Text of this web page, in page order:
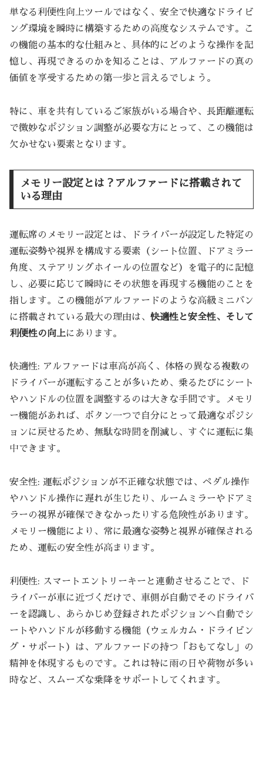
単なる利便性向上ツールではなく、安全で快適なドライビ
ング環境を瞬時に構築するための高度なシステムです。こ
の機能の基本的な仕組みと、具体的にどのような操作を記
憶し、再現できるのかを知ることは、アルファードの真の
価値を享受するための第一歩と言えるでしょう。
特に、車を共有しているご家族がいる場合や、長距離運転
で微妙なポジション調整が必要な方にとって、この機能は
欠かせない要素となります。
メモリー設定とは？アルファードに搭載されて
いる理由
運転席のメモリー設定とは、ドライバーが設定した特定の
運転姿勢や視界を構成する要素（シート位置、ドアミラー
角度、ステアリングホイールの位置など）を電子的に記憶
し、必要に応じて瞬時にその状態を再現する機能のことを
指します。この機能がアルファードのような高級ミニバン
に搭載されている最大の理由は、 快適性と安全性、そして
利便性の向上にあります。
快適性: アルファードは車高が高く、体格の異なる複数の
ドライバーが運転することが多いため、乗るたびにシート
やハンドルの位置を調整するのは大きな手間です。メモリ
ー機能があれば、ボタン一つで自分にとって最適なポジシ
ョンに戻せるため、無駄な時間を削減し、すぐに運転に集
中できます。
安全性: 運転ポジションが不正確な状態では、ペダル操作
やハンドル操作に遅れが生じたり、ルームミラーやドアミ
ラーの視界が確保できなかったりする危険性があります。
メモリー機能により、常に最適な姿勢と視界が確保される
ため、運転の安全性が高まります。
利便性: スマートエントリーキーと連動させることで、ド
ライバーが車に近づくだけで、車側が自動でそのドライバ
ーを認識し、あらかじめ登録されたポジションへ自動でシ
ートやハンドルが移動する機能（ウェルカム・ドライビン
グ・サポート）は、アルファードの持つ「おもてなし」の
精神を体現するものです。これは特に雨の日や荷物が多い
時など、スムーズな乗降をサポートしてくれます。